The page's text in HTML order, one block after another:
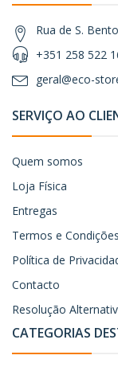
Rua de S.
+351 258 522
geral@eco-
SERVIÇO AO
Quem somos
Loja Física
Entregas
Termos e Condições
Política de
Contacto
Resolução
CATEGORIAS